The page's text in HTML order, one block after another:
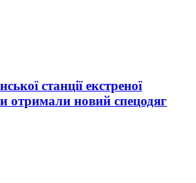
станції екстреної
отримали новий спецодяг